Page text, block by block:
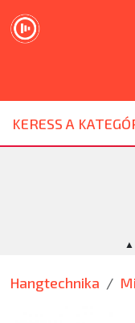
KERESS A
DJ ESZKÖZ
HANGTECHNIKA
EGYÉB
Hangtechnika